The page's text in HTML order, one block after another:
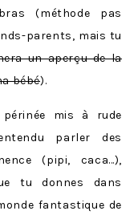
(méthode pas
parents, mais tu
un aperçu de la
bébé).
périnée mis à rude
parler des
(pipi, caca…),
tu donnes dans
fantastique de